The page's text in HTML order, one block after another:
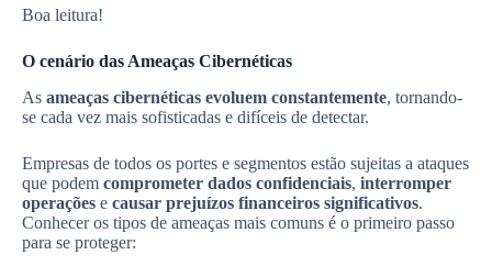
Boa leitura!
O cenário das Ameaças Cibernéticas
As ameaças cibernéticas evoluem constantemente, tornando-
se cada vez mais sofisticadas e difíceis de detectar.
Empresas de todos os portes e segmentos estão sujeitas a ataques
que podem comprometer dados confidenciais, interromper
operações e causar prejuízos financeiros significativos.
Conhecer os tipos de ameaças mais comuns é o primeiro passo
para se proteger: